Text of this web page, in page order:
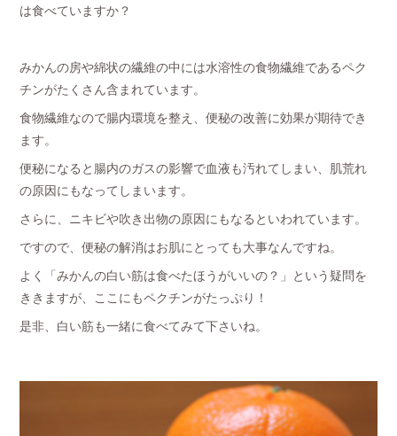
は食べていますか？
みかんの房や綿状の繊維の中には水溶性の食物繊維であるペク
チンがたくさん含まれています。
食物繊維なので腸内環境を整え、便秘の改善に効果が期待でき
ます。
便秘になると腸内のガスの影響で血液も汚れてしまい、肌荒れ
の原因にもなってしまいます。
さらに、ニキビや吹き出物の原因にもなるといわれています。
ですので、便秘の解消はお肌にとっても大事なんですね。
よく「みかんの白い筋は食べたほうがいいの？」という疑問を
ききますが、ここにもペクチンがたっぷり！
是非、白い筋も一緒に食べてみて下さいね。